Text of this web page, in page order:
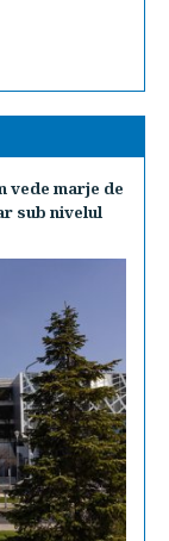
vede marje de
sub nivelul